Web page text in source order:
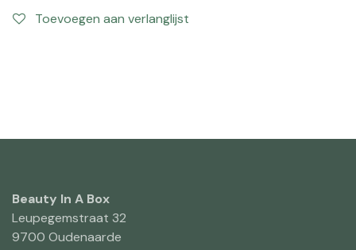
Toevoegen aan verlanglijst
Beauty In A Box
Leupegemstraat 32
9700 Oudenaarde